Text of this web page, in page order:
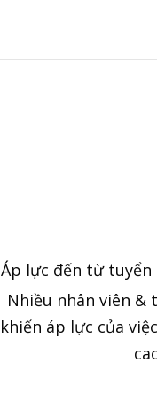
Áp lực đến từ
Nhiều nhân viên &
khiến áp lực của